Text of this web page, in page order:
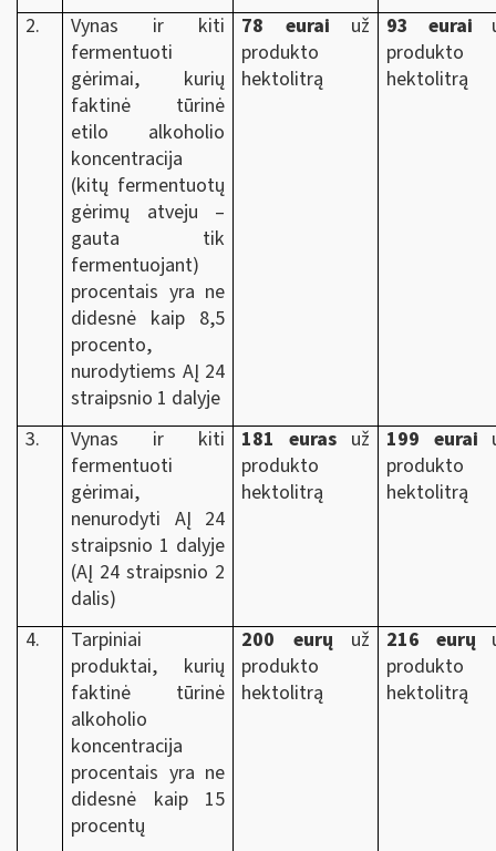
2.
Vynas ir kiti
fermentuoti
gėrimai, kurių
faktinė tūrinė
etilo alkoholio
koncentracija
(kitų fermentuotų
gėrimų atveju –
gauta tik
fermentuojant)
procentais yra ne
didesnė kaip 8,5
procento,
nurodytiems AĮ 24
straipsnio 1 dalyje
78 eurai už
produkto
hektolitrą
93 eurai
produkto
hektolitrą
3.
Vynas ir kiti
fermentuoti
gėrimai,
nenurodyti AĮ 24
straipsnio 1 dalyje
(AĮ 24 straipsnio 2
dalis)
181 euras už
produkto
hektolitrą
199 eurai
produkto
hektolitrą
4.
Tarpiniai
produktai, kurių
faktinė tūrinė
alkoholio
koncentracija
procentais yra ne
didesnė kaip 15
procentų
200 eurų už
produkto
hektolitrą
216 eurų
produkto
hektolitrą